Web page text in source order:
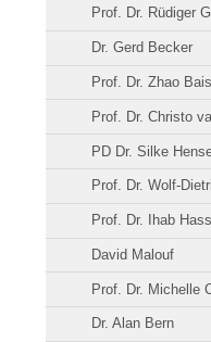
Prof. Dr. Rüdiger
Dr. Gerd Becker
Prof. Dr. Zhao
Prof. Dr. Christo
PD Dr. Silke
Prof. Dr. Wolf-
Prof. Dr. Ihab
David Malouf
Prof. Dr. Michelle
Dr. Alan Bern